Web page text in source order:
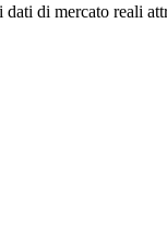
dati di mercato reali